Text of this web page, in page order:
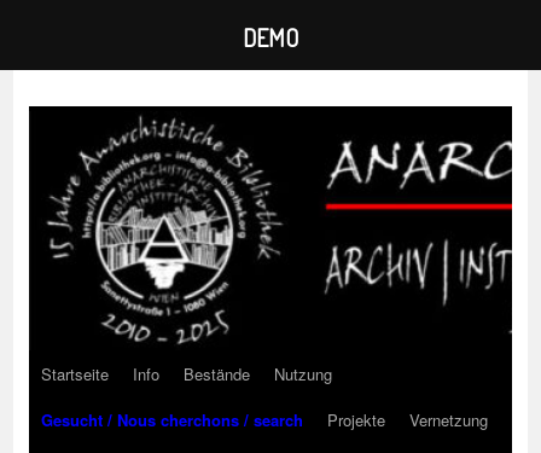
Startseite Info Bestände
Nutzung
Gesucht / Nous cherchons / search
Projekte
Vernetzung
DEMO